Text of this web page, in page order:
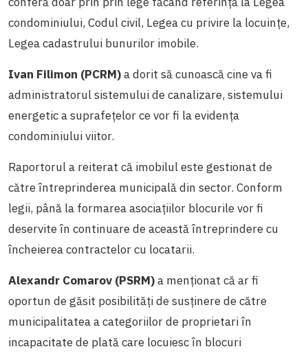
condominiului, Codul civil, Legea cu privire la locuințe,
Legea cadastrului bunurilor imobile.
Ivan Filimon (PCRM)a dorit să cunoască cine va fi
administratorul sistemului de canalizare, sistemului
energetic a suprafețelor ce vor fi la evidența
condominiului viitor.
Raportorul a reiterat că imobilul este gestionat de
către întreprinderea municipală din sector. Conform
legii, până la formarea asociațiilor blocurile vor fi
deservite în continuare de această întreprindere cu
încheierea contractelor cu locatarii.
Alexandr Comarov (PSRM)a menționat că ar fi
oportun de găsit posibilități de susținere de către
municipalitatea a categoriilor de proprietari în
incapacitate de plată care locuiesc în blocuri